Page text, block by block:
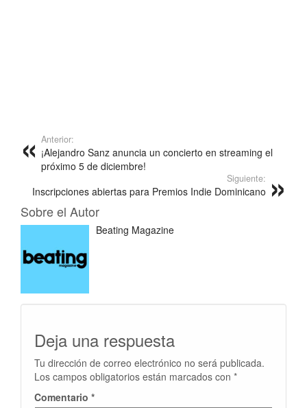
Anterior:
¡Alejandro Sanz anuncia un concierto en streaming el
próximo 5 de diciembre!
Siguiente:
Inscripciones abiertas para Premios Indie Dominicano
Sobre el Autor
Beating Magazine
Deja una respuesta
Tu dirección de correo electrónico no será publicada.
Los campos obligatorios están marcados con *
Comentario *